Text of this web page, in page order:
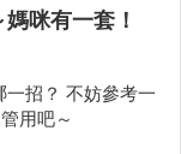
咪有一套！
招？ 不妨參考一
用吧～